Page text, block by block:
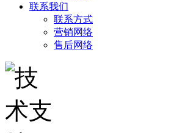
联系我们
联系方式
营销网络
售后网络